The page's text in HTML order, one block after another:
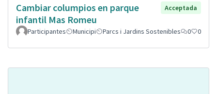
Cambiar columpios en parque
infantil Mas Romeu
Acceptada
Participantes Municipi Parcs i Jardins Sostenibles 0 0